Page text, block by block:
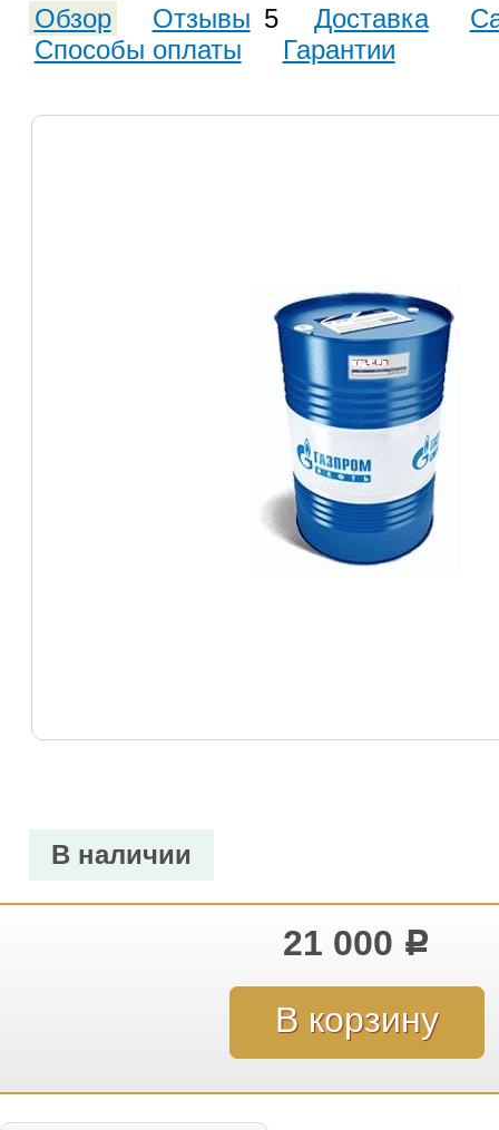
Обзор Отзывы 5 Доставка
Способы оплаты
Гарантии
В наличии
21 000 Р